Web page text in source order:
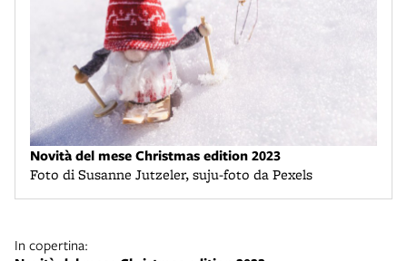
Novità del mese Christmas edition 2023
Foto di Susanne Jutzeler, suju-foto da Pexels
In copertina: